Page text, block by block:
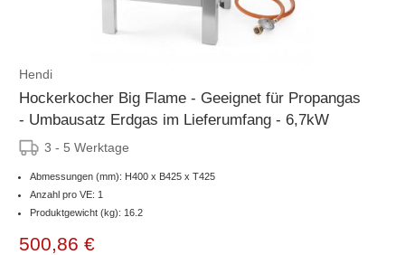
Hendi
Hockerkocher Big Flame - Geeignet für Propangas
- Umbausatz Erdgas im Lieferumfang - 6,7kW
3 - 5 Werktage
Abmessungen (mm): H400 x B425 x T425
Anzahl pro VE: 1
Produktgewicht (kg): 16.2
500,86 €